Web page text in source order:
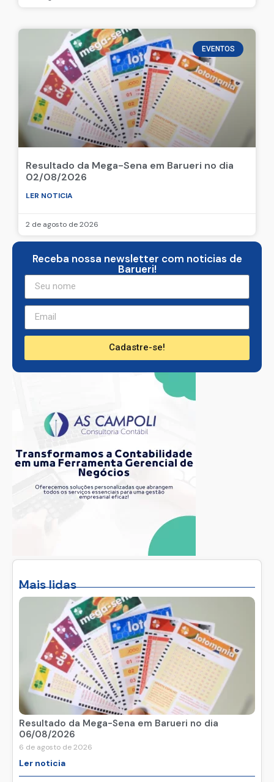
EVENTOS
Resultado da Mega-Sena em Barueri no dia
02/08/2026
LER NOTICIA
2 de agosto de 2026
Mais lidas
Resultado da Mega-Sena em Barueri no dia
06/08/2026
6 de agosto de 2026
Ler noticia
Receba nossa newsletter com noticias de
Barueri!
Cadastre-se!